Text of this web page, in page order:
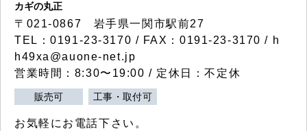
カギの丸正
〒021-0867 岩手県一関市駅前27
TEL：0191-23-3170 / FAX：0191-23-3170 / h
h49xa@auone-net.jp
営業時間：8:30〜19:00 / 定休日：不定休
販売可 工事・取付可
お気軽にお電話下さい。